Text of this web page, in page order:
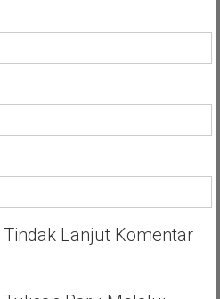
Lanjut Komentar